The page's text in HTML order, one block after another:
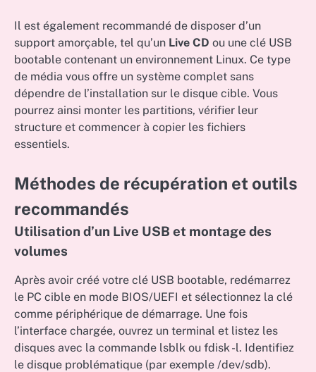
Il est également recommandé de disposer d’un
support amorçable, tel qu’un Live CD ou une clé USB
bootable contenant un environnement Linux. Ce type
de média vous offre un système complet sans
dépendre de l’installation sur le disque cible. Vous
pourrez ainsi monter les partitions, vérifier leur
structure et commencer à copier les fichiers
essentiels.
Méthodes de récupération et outils
recommandés
Utilisation d’un Live USB et montage des
volumes
Après avoir créé votre clé USB bootable, redémarrez
le PC cible en mode BIOS/UEFI et sélectionnez la clé
comme périphérique de démarrage. Une fois
l’interface chargée, ouvrez un terminal et listez les
disques avec la commande lsblk ou fdisk -l. Identifiez
le disque problématique (par exemple /dev/sdb).